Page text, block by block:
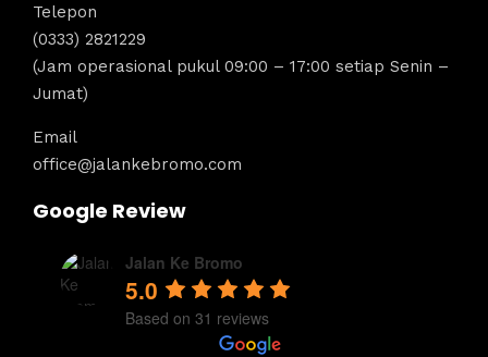
Telepon
(0333) 2821229
(Jam operasional pukul 09:00 – 17:00 setiap Senin –
Jumat)
Email
office@jalankebromo.com
Google Review
Jalan Ke Bromo
5.0
Based on 31 reviews